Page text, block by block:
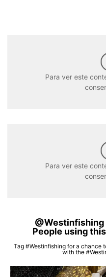
Para ver este
Para ver este
@Westinfishing
People using
Tag #Westinfishing for a chance
with the